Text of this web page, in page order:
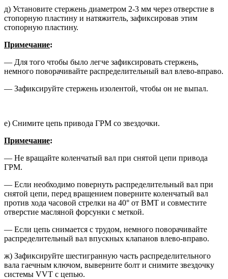
д) Установите стержень диаметром 2-3 мм через отверстие в
стопорную пластину и натяжитель, зафиксиро­вав этим
стопорную пластину.
Примечание:
— Для того чтобы было легче за­фиксировать стержень,
немного поворачивайте распределитель­ный вал влево-вправо.
— Зафиксируйте стержень изолен­той, чтобы он не выпал.
е) Снимите цепь привода ГРМ со звездочки.
Примечание:
— Не вращайте коленчатый вал при снятой цепи привода
ГРМ.
— Если необходимо повернуть рас­пределительный вал при
снятой цепи, перед вращением поверните коленчатый вал
против хода часо­вой стрелки на 40° от ВМТ и со­вместите
отверстие масляной форсунки с меткой.
— Если цепь снимается с трудом, немного поворачивайте
распреде­лительный вал впускных клапанов влево-вправо.
ж) Зафиксируйте шестигранную часть распределительного
вала га­ечным ключом, выверните болт и снимите звездочку
системы VVT с цепью.